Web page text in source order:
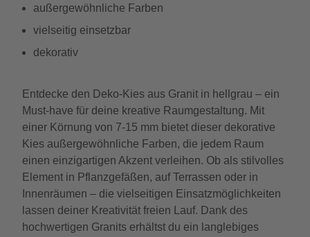
außergewöhnliche Farben
vielseitig einsetzbar
dekorativ
Entdecke den Deko-Kies aus Granit in hellgrau – ein
Must-have für deine kreative Raumgestaltung. Mit
einer Körnung von 7-15 mm bietet dieser dekorative
Kies außergewöhnliche Farben, die jedem Raum
einen einzigartigen Akzent verleihen. Ob als stilvolles
Element in Pflanzgefäßen, auf Terrassen oder in
Innenräumen – die vielseitigen Einsatzmöglichkeiten
lassen deiner Kreativität freien Lauf. Dank des
hochwertigen Granits erhältst du ein langlebiges